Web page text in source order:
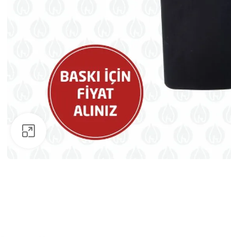
Büyütmek için tıklayın